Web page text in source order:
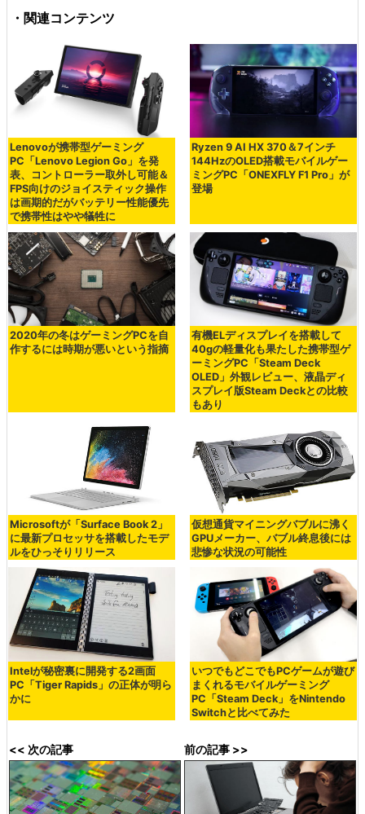
・関連コンテンツ
Lenovoが携帯型ゲーミング
PC「Lenovo Legion Go」を発
表、コントローラー取外し可能＆
FPS向けのジョイスティック操作
は画期的だがバッテリー性能優先
で携帯性はやや犠牲に
Ryzen 9 AI HX 370＆7インチ
144HzのOLED搭載モバイルゲー
ミングPC「ONEXFLY F1 Pro」が
登場
2020年の冬はゲーミングPCを自
作するには時期が悪いという指摘
有機ELディスプレイを搭載して
40gの軽量化も果たした携帯型ゲ
ーミングPC「Steam Deck
OLED」外観レビュー、液晶ディ
スプレイ版Steam Deckとの比較
もあり
Microsoftが「Surface Book 2」
に最新プロセッサを搭載したモデ
ルをひっそりリリース
仮想通貨マイニングバブルに沸く
GPUメーカー、バブル終息後には
悲惨な状況の可能性
Intelが秘密裏に開発する2画面
PC「Tiger Rapids」の正体が明ら
かに
いつでもどこでもPCゲームが遊び
まくれるモバイルゲーミング
PC「Steam Deck」をNintendo
Switchと比べてみた
<< 次の記事 前の記事 >>